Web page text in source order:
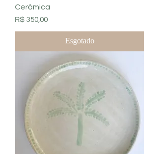
Cerâmica
Preço
R$ 350,00
Esgotado